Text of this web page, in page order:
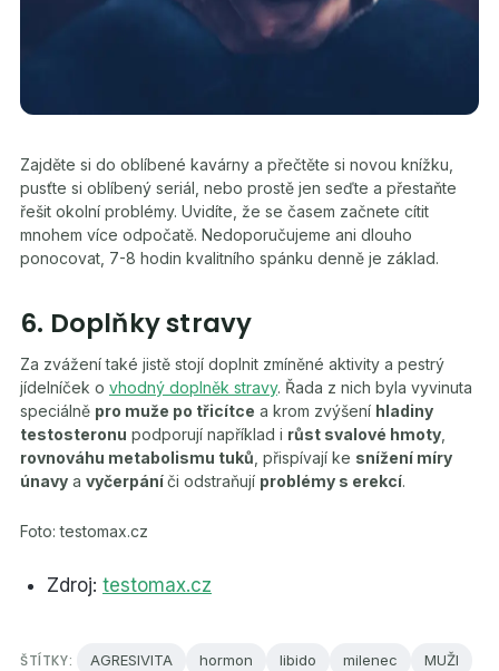
Zajděte si do oblíbené kavárny a přečtěte si novou knížku,
pusťte si oblíbený seriál, nebo prostě jen seďte a přestaňte
řešit okolní problémy. Uvidíte, že se časem začnete cítit
mnohem více odpočatě. Nedoporučujeme ani dlouho
ponocovat, 7-8 hodin kvalitního spánku denně je základ.
6. Doplňky stravy
Za zvážení také jistě stojí doplnit zmíněné aktivity a pestrý
jídelníček o vhodný doplněk stravy. Řada z nich byla vyvinuta
speciálně pro muže po třicítce a krom zvýšení hladiny
testosteronu podporují například i růst svalové hmoty
rovnováhu metabolismu tuků , přispívají ke snížení míry
únavy a vyčerpáníči odstraňují problémy s erekcí.
Foto: testomax.cz
Zdroj: testomax.cz
ŠTÍTKY: AGRESIVITA hormon libido milenec
MUŽI